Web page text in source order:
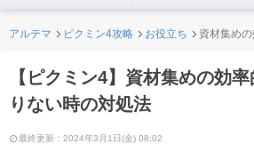
アルテマ ピクミン4攻略 お役立ち 資材集め
【ピクミン4】資材集めの効
りない時の対処法
最終更新：2024年3月1日(金) 08:02